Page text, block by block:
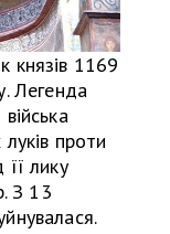
князів 1169
Легенда
проти
лику
З 13